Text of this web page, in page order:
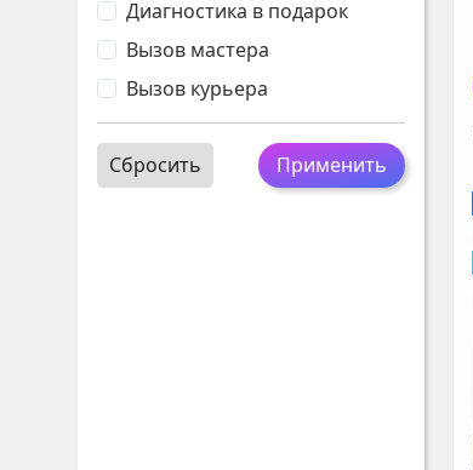
Диагностика в подарок
Вызов мастера
Вызов курьера
Применить
Сбросить